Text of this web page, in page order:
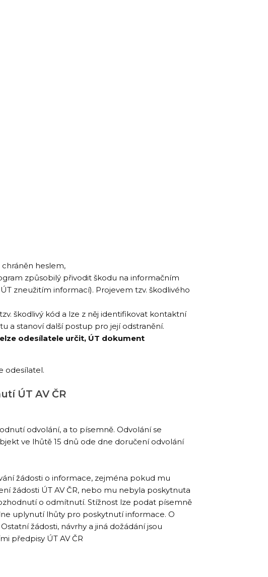
heslem,
způsobilý přivodit škodu na informačním
zneužitím informací). Projevem tzv. škodlivého
škodlivý kód a lze z něj identifikovat kontaktní
a stanoví další postup pro její odstranění.
odesílatele určit, ÚT dokument
odesílatel.
ÚT AV ČR
odvolání, a to písemně. Odvolání se
ve lhůtě 15 dnů ode dne doručení odvolání
žádosti o informace, zejména pokud mu
žádosti ÚT AV ČR, nebo mu nebyla poskytnuta
o odmítnutí. Stížnost lze podat písemně
uplynutí lhůty pro poskytnutí informace. O
žádosti, návrhy a jiná dožádání jsou
předpisy ÚT AV ČR